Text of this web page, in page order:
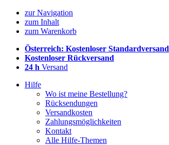
zur Navigation
zum Inhalt
zum Warenkorb
Österreich: Kostenloser Standardversand
Kostenloser Rückversand
24 h Versand
Hilfe
Wo ist meine Bestellung?
Rücksendungen
Versandkosten
Zahlungsmöglichkeiten
Kontakt
Alle Hilfe-Themen